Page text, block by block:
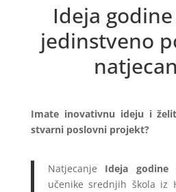
Ideja
jedinstveno
Imate inovativnu ideju i
stvarni poslovni projekt?
Natjecanje Ideja godine
učenike srednjih škola iz